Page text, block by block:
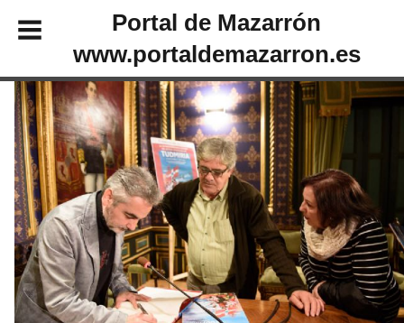
Portal de Mazarrón
www.portaldemazarron.es